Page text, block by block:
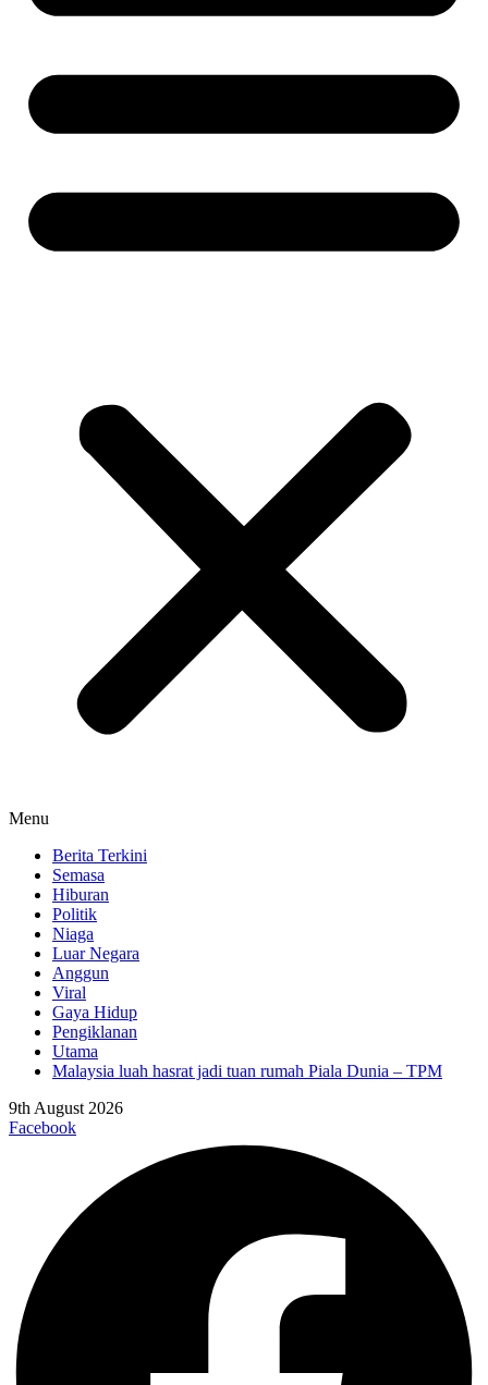
Menu
Berita Terkini
Semasa
Hiburan
Politik
Niaga
Luar Negara
Anggun
Viral
Gaya Hidup
Pengiklanan
Utama
Malaysia luah hasrat jadi tuan rumah Piala Dunia – TPM
9th August 2026
Facebook